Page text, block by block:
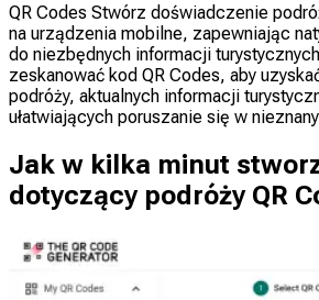
QR Codes Stwórz doświadczenie
na urządzenia mobilne, zapewniając
do niezbędnych informacji
zeskanować kod QR Codes, aby
podróży, aktualnych informacji
ułatwiających poruszanie się w
Jak w kilka minut
dotyczący podróży QR